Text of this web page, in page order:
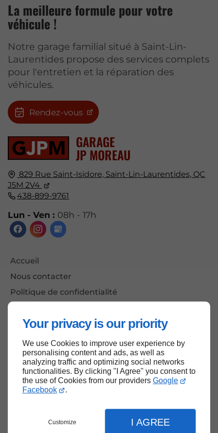
Your privacy is our priority
We use Cookies to improve user experience by
personalising content and ads, as well as
analyzing traffic and optimizing social networks
functionalities. By clicking "I Agree" you consent to
the use of Cookies from our providers Google
Facebook
.
Customize I AGREE
GARAGE
JP MOREAU
829 Rue Saint-Isidore, Saint-Lin-Laurentides, QC
J5M 2V4
438-899-9761
Lun - Ven : 08h - 17h
Accueil
Nous contacter
Politique de confidentialité
La meilleure formule pour votre
véhicule !
Notre garage familial situé à Saint-Lin-
Laurentides propose des services complets
pour l'entretien et la réparation des
véhicules.
Rendez-vous
Haut de page